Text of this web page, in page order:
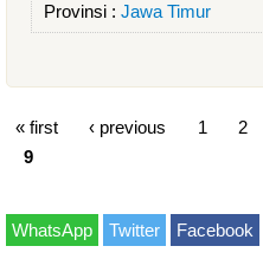
Provinsi : Jawa Timur
« first ‹ previous 1 2
9
WhatsApp Twitter Facebook